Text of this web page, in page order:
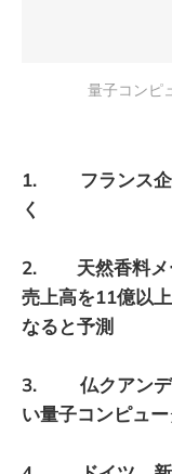
量子コンピ
1. フランス企
く
2. 天然香料メ
売上高を11億以
なると予測
3. 仏クアンデラ
い量子コンピュ